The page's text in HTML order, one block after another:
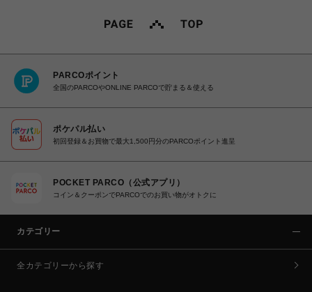
PARCOポイント
全国のPARCOやONLINE PARCOで貯まる＆使える
ポケパル払い
初回登録＆お買物で最大1,500円分のPARCOポイント進呈
POCKET PARCO（公式アプリ）
コイン＆クーポンでPARCOでのお買い物がオトクに
カテゴリー
全カテゴリーから探す